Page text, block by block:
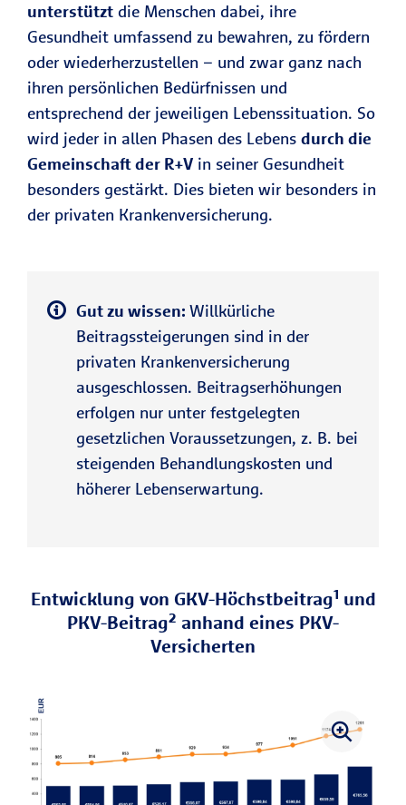
unterstützt die Menschen dabei, ihre
Gesundheit umfassend zu bewahren, zu fördern
oder wiederherzustellen – und zwar ganz nach
ihren persönlichen Bedürfnissen und
entsprechend der jeweiligen Lebenssituation. So
wird jeder in allen Phasen des Lebens durch die
Gemeinschaft der R+V in seiner Gesundheit
besonders gestärkt. Dies bieten wir besonders in
der privaten Krankenversicherung.
Gut zu wissen: Willkürliche
Beitragssteigerungen sind in der
privaten Krankenversicherung
ausgeschlossen. Beitragserhöhungen
erfolgen nur unter festgelegten
gesetzlichen Voraussetzungen, z. B. bei
steigenden Behandlungskosten und
höherer Lebenserwartung.
Entwicklung von GKV-Höchstbeitrag¹ und
PKV-Beitrag² anhand eines PKV-
Versicherten